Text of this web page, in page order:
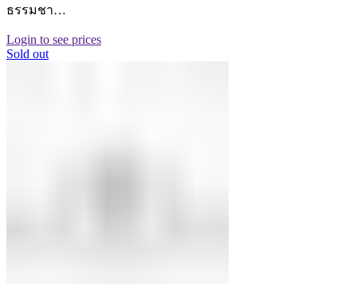
ธรรมชา…
Login to see prices
Sold out